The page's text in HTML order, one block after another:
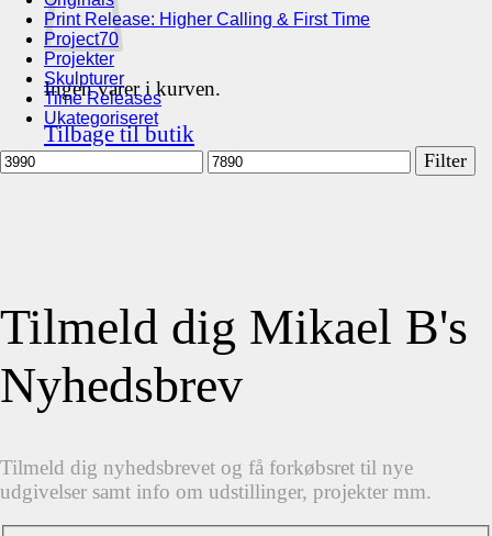
Ingen varer i kurven.
Tilbage til butik
Print Release: Higher Calling & First Time
Project70
Projekter
Skulpturer
Time Releases
Ukategoriseret
Mindste
pris
Højeste
pris
Filter
Tilmeld dig Mikael B's
Nyhedsbrev
Tilmeld dig nyhedsbrevet og få forkøbsret til nye
udgivelser samt info om udstillinger, projekter mm.